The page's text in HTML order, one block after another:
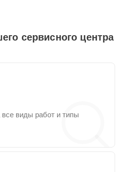
сервисного центра
виды работ и типы